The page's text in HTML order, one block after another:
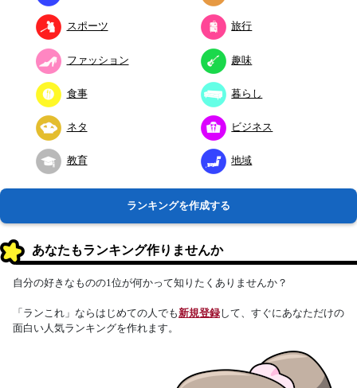
スポーツ 旅行
ファッション 趣味
食事 暮らし
ネタ ビジネス
教育 地域
ランキングを作成する
あなたもランキング作りませんか
自分の好きなものの1位が何かって知りたくありませんか？
「ランこれ」ならはじめての人でも新規登録して、すぐにあなただけの
面白い人気ランキングを作れます。